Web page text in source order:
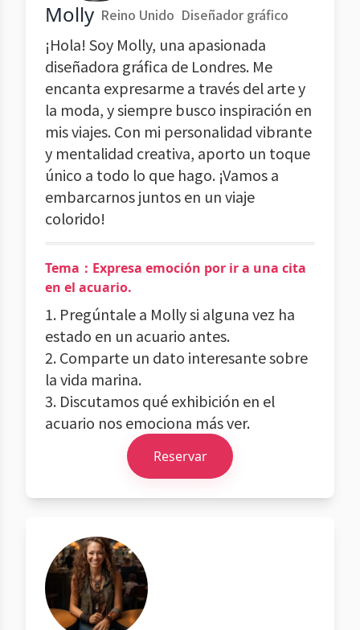
Molly Reino Unido Diseñador gráfico
¡Hola! Soy Molly, una apasionada
diseñadora gráfica de Londres. Me
encanta expresarme a través del arte y
la moda, y siempre busco inspiración en
mis viajes. Con mi personalidad vibrante
y mentalidad creativa, aporto un toque
único a todo lo que hago. ¡Vamos a
embarcarnos juntos en un viaje
colorido!
Tema：Expresa emoción por ir a una cita
en el acuario.
1. Pregúntale a Molly si alguna vez ha
estado en un acuario antes.
2. Comparte un dato interesante sobre
la vida marina.
3. Discutamos qué exhibición en el
acuario nos emociona más ver.
Reservar